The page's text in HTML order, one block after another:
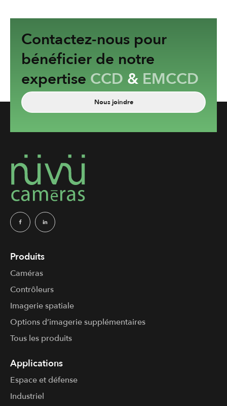
Contactez-nous pour
bénéficier de notre
expertise CCD & EMCCD
Nous joindre
Produits
Caméras
Contrôleurs
Imagerie spatiale
Options d’imagerie supplémentaires
Tous les produits
Applications
Espace et défense
Industriel